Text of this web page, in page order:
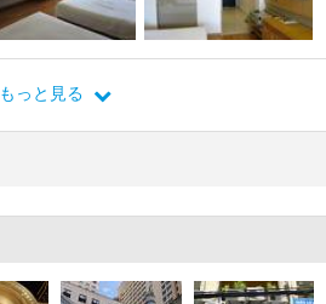
もっと見る